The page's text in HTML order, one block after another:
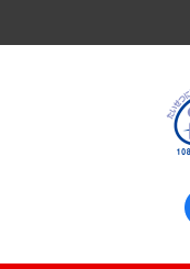
個人情報保護方針
反社会的勢力に対する基本方針
書面による個人情報の開示等